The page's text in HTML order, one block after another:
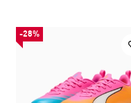
-28%